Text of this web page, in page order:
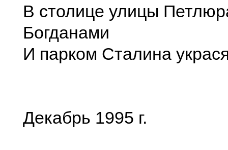
В столице улицы
Богданами
И парком Сталина
Декабрь 1995 г.